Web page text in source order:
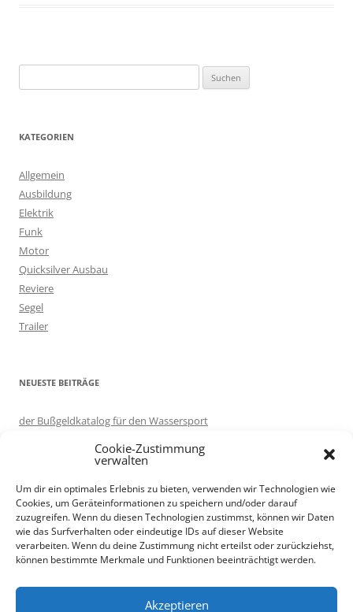
u
KATEGORIEN
Allgemein
Ausbildung
Elektrik
Funk
Motor
Quicksilver Ausbau
Reviere
Segel
Trailer
NEUESTE BEITRÄGE
der Bußgeldkatalog für den Wassersport
Motorboot ausprobieren – auf Korfu
Trailer renovieren
Als Amazon-Partner verdiene ich an qualifizierten Verkäufen.
Cookie-Zustimmung
verwalten
Um dir ein optimales Erlebnis zu bieten, verwenden wir Technologien wie
Cookies, um Geräteinformationen zu speichern und/oder darauf
zuzugreifen. Wenn du diesen Technologien zustimmst, können wir Daten
wie das Surfverhalten oder eindeutige IDs auf dieser Website
verarbeiten. Wenn du deine Zustimmung nicht erteilst oder zurückziehst,
können bestimmte Merkmale und Funktionen beeinträchtigt werden.
Akzeptieren